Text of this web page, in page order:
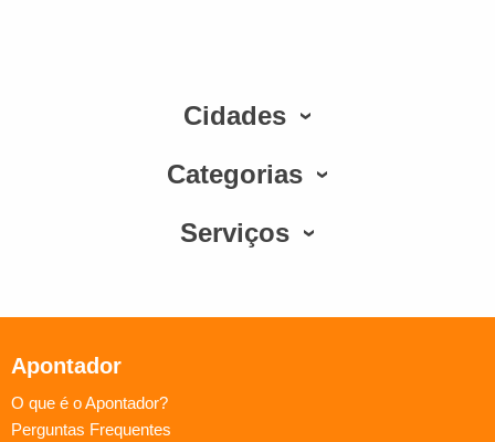
Cidades
Categorias
Serviços
Apontador
O que é o Apontador?
Perguntas Frequentes